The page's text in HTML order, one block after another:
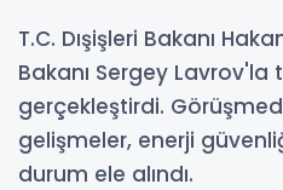
T.C. Dışişleri Bakanı
Bakanı Sergey
gerçekleştirdi.
gelişmeler, enerji
durum ele alındı.